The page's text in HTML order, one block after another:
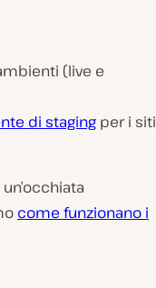
(live e
di staging per i siti
come funzionano i